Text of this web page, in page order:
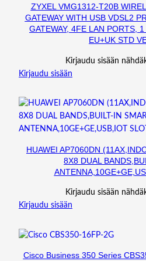
ZYXEL VMG1312-T20B
GATEWAY WITH USB VDSL2
GATEWAY, 4FE LAN PORTS,
EU+UK STD
Kirjaudu sisään
Kirjaudu sisään
HUAWEI AP7060DN
8X8 DUAL
Kirjaudu sisään
Kirjaudu sisään
Cisco Business 350 Series